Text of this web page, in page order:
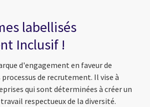
labellisés
Inclusif !
d'engagement en faveur de
de recrutement. Il vise à
qui sont déterminées à créer un
respectueux de la diversité.